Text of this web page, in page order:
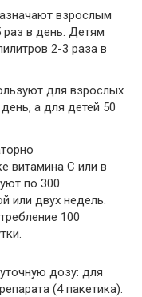
взрослым
в день. Детям
2-3 раза в
для взрослых
а для детей 50
витамина С или в
по 300
или двух недель.
100
дозу: для
(4 пакетика).